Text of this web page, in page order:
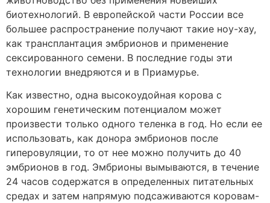
биотехнологий. В европейской части России все
большее распространение получают такие ноу-хау,
как трансплантация эмбрионов и применение
сексированного семени. В последние годы эти
технологии внедряются и в Приамурье.
Как известно, одна высокоудойная корова с
хорошим генетическим потенциалом может
произвести только одного теленка в год. Но если ее
использовать, как донора эмбрионов после
гиперовуляции, то от нее можно получить до 40
эмбрионов в год. Эмбрионы вымываются, в течение
24 часов содержатся в определенных питательных
средах и затем напрямую подсаживаются коровам-